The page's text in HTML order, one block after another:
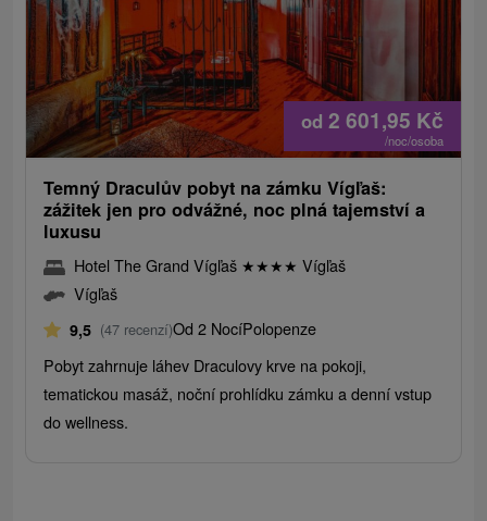
od 2 601,95 Kč
/noc/osoba
Temný Draculův pobyt na zámku Vígľaš:
zážitek jen pro odvážné, noc plná tajemství a
luxusu
Hotel The Grand Vígľaš ★★★★ Vígľaš
Vígľaš
9,5 (47 recenzí)Od 2 NocíPolopenze
Pobyt zahrnuje láhev Draculovy krve na pokoji,
tematickou masáž, noční prohlídku zámku a denní vstup
do wellness.